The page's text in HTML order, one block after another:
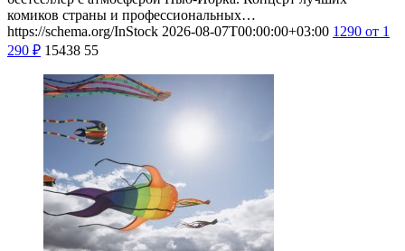
комиков страны и профессиональных…
https://schema.org/InStock 2026-08-07T00:00:00+03:00 1290 от 1
290 ₽ 15438 55